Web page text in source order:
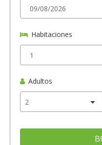
Habitaciones
Adultos